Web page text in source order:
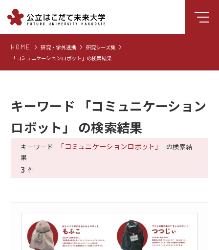
大学について
学部
就職支援
学生生活
研究・学外連携
受験生向け情報
HOME 研究・学外連携
研究シーズ集
「コミュニケーションロボット」の検索結果
キーワード 「コミュニケーション
ロボット」 の検索結果
キーワード 「コミュニケーションロボット」
の検索結
果
3 件